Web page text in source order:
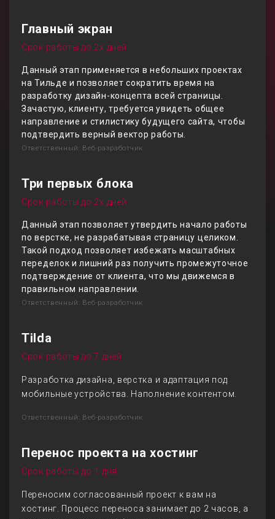
Главный экран
Срок работы до 2х дней
Данный этап применяется в небольших проектах
на Тильде и позволяет сократить время на
разработку дизайн-концепта всей страницы.
Зачастую, клиенту, требуется увидеть общее
направление и стилистику будущего сайта, чтобы
подтвердить верный вектор работы.
Ответственный: Веб-разработчик
Три первых блока
Срок работы до 2х дней
Данный этап позволяет утвердить начало работы
по верстке, не разрабатывая страницу целиком.
Такой подход позволяет избежать масштабных
переделок и лишний раз получить промежуточное
подтверждение от клиента, что мы движемся в
правильном направлении.
Ответственный: Веб-разработчик
Tilda
Срок работы до 7 дней
Разработка дизайна, верстка и адаптация под
мобильные устройства. Наполнение контентом.
Ответственный: Веб-разработчик
Перенос проекта на хостинг
Срок работы до 1 дня
Переносим согласованный проект к вам на
хостинг. Процесс переноса занимает до 2 часов, а